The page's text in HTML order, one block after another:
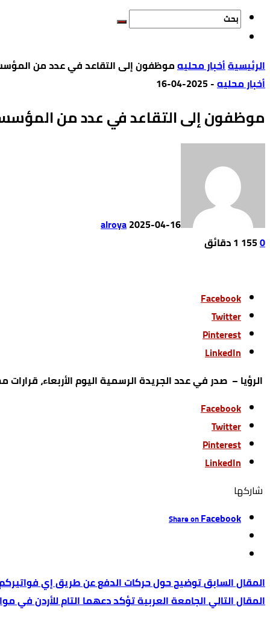
‫الرئيسية‬أخبار محليهموظفون إلى التقاعد في عدد من
أخبار محليه-
2025-04-16
موظفون إلى التقاعد في عدد من
alroya2025-04-16
0
155 1 ‫دقائق‬
Facebook
Twitter
Pinterest
LinkedIn
الرؤيا – صدر في عدد الجريدة الرسمية اليوم الأربعاء،
Facebook
Twitter
Pinterest
LinkedIn
‫‫ شاركها‬
Share onFacebook
توضيح حول حركات الدفع عن طريق إي
الجامعة العربية تؤكد دعهما التام للأردن